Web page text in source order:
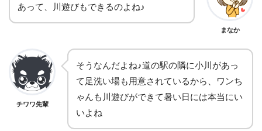
あって、川遊びもできるのよね♪
まなか
チワワ先輩
そうなんだよね♪道の駅の隣に小川があっ
て足洗い場も用意されているから、ワンち
ゃんも川遊びができて暑い日には本当にい
いよね